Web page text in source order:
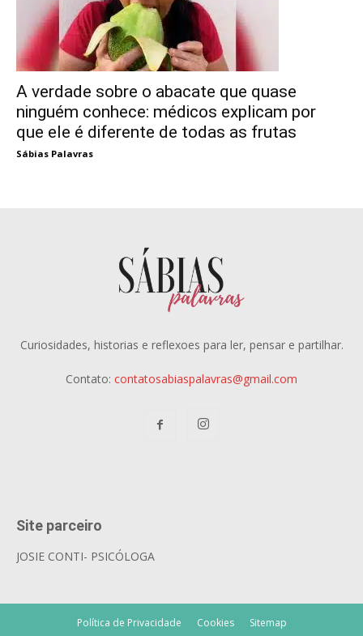
A verdade sobre o abacate que quase
ninguém conhece: médicos explicam por
que ele é diferente de todas as frutas
Sábias Palavras
Curiosidades, historias e reflexoes para ler, pensar e partilhar.
Contato: contatosabiaspalavras@gmail.com
Site parceiro
JOSIE CONTI- PSICÓLOGA
Política de Privacidade Cookies Sitemap